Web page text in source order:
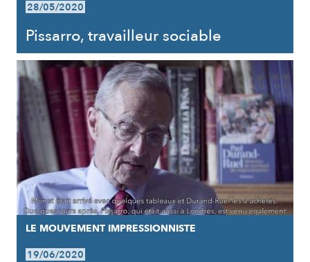
28/05/2020
Pissarro, travailleur sociable
LE MOUVEMENT IMPRESSIONNISTE
19/06/2020